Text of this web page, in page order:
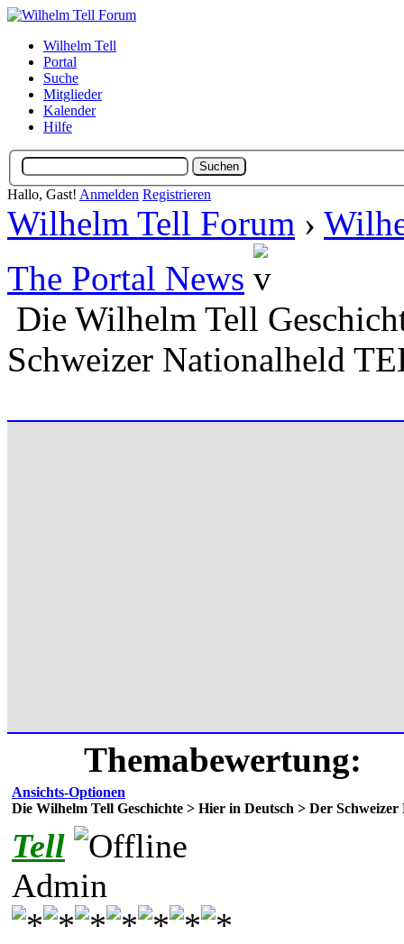
Wilhelm Tell
Portal
Suche
Mitglieder
Kalender
Hilfe
Hallo, Gast! Anmelden Registrieren
Wilhelm Tell Forum ›
The Portal News
Die Wilhelm Tell
Schweizer Nationalheld
Themabewertung:
Ansichts-Optionen
Die Wilhelm Tell Geschichte > Hier in Deutsch > Der
Tell
Admin